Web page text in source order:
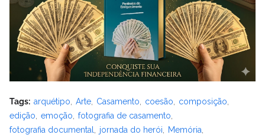
Tags: arquétipo Arte Casamento coesão
composição
edição
emoção
fotografia de casamento
fotografia documental
jornada do herói
Memória